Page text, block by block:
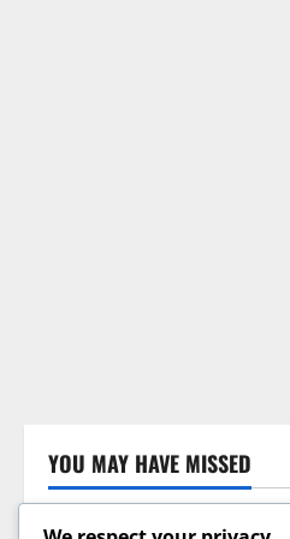
YOU MAY HAVE MISSED
public